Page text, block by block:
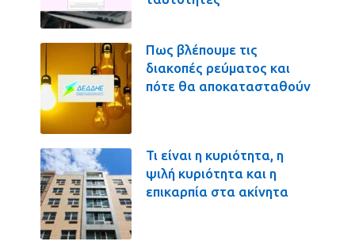
Πως βλέπουμε τις
διακοπές ρεύματος και
πότε θα αποκατασταθούν
Τι είναι η κυριότητα, η
ψιλή κυριότητα και η
επικαρπία στα ακίνητα